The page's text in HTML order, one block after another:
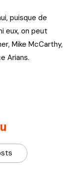
puisque de
eux, on peut
Mike McCarthy,
Arians.